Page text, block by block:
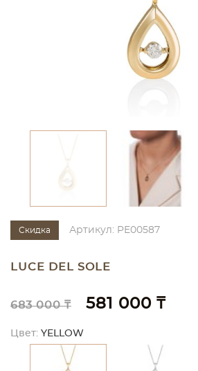
Скидка Артикул: PE00587
LUCE DEL SOLE
683 000 ₸ 581 000 ₸
Цвет: YELLOW